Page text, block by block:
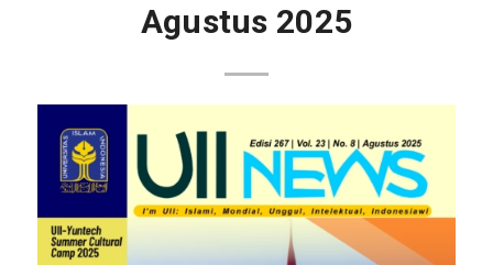
Agustus 2025